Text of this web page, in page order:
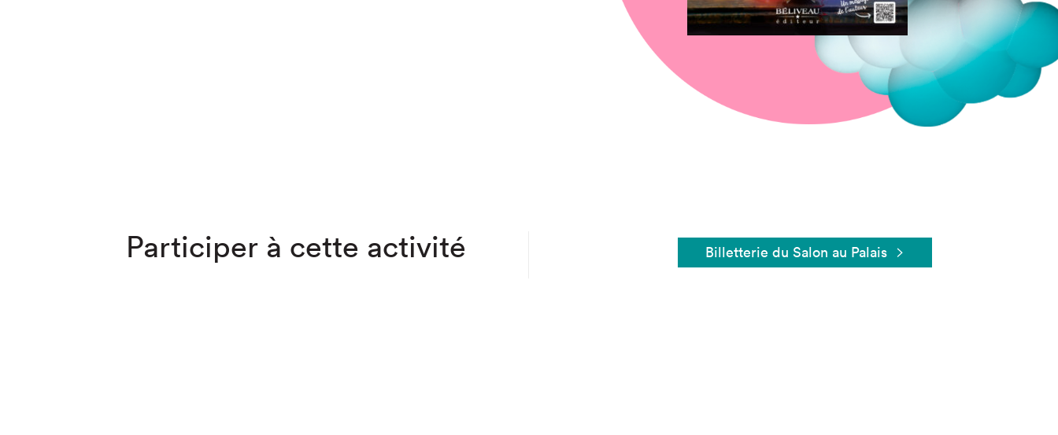
Fermer
Participer à cette activité Billetterie du Salon au Palais